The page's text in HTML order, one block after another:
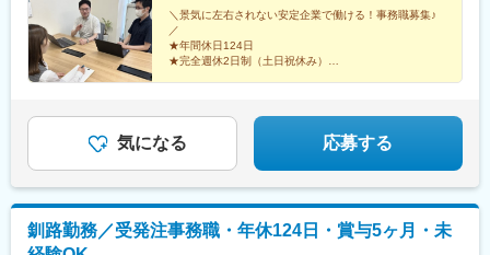
＼景気に左右されない安定企業で働ける！事務職募集♪
／
★年間休日124日
★完全週休2日制（土日祝休み）
気になる 応募する
釧路勤務／受発注事務職・年休124日・賞与5ヶ月・未